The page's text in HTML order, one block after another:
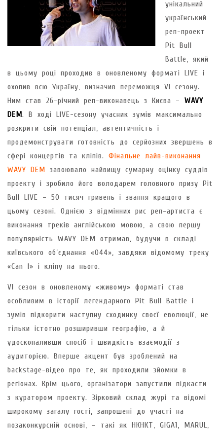
унікальний
український
реп-проект
Pit Bull
Battle, який
в цьому році проходив в оновленому форматі LIVE і
охопив всю Україну, визначив переможця VI сезону.
Ним став 26-річний реп-виконавець з Києва – WAVY
DEM. В ході LIVE-сезону учасник зумів максимально
розкрити свій потенціал, автентичність і
продемонструвати готовність до серйозних звершень в
сфері концертів та кліпів. Фінальне лайв-виконання
WAVY DEM завоювало найвищу сумарну оцінку суддів
проекту і зробило його володарем головного призу Pit
Bull LIVE – 50 тисяч гривень і звання кращого в
цьому сезоні. Однією з відмінних рис реп-артиста є
виконання треків англійською мовою, а свою першу
популярність WAVY DEM отримав, будучи в складі
київського об’єднання «044», завдяки відомому треку
«Can I» і кліпу на нього.
VI сезон в оновленому «живому» форматі став
особливим в історії легендарного Pit Bull Battle і
зумів підкорити наступну сходинку своєї еволюції, не
тільки істотно розширивши географію, а й
удосконаливши спосіб і швидкість взаємодії з
аудиторією. Вперше акцент був зроблений на
backstage-відео про те, як проходили зйомки в
регіонах. Крім цього, організатори запустили підкасти
з куратором проекту. Зірковий склад журі та відомі
широкому загалу гості, запрошені до участі на
позаконкурсній основі, – такі як НКНКТ, GIGA1, MARUL,